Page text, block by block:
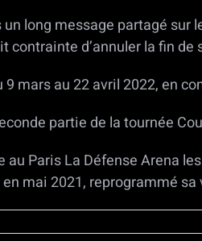
long message partagé sur
contrainte d’annuler la fin
mars au 22 avril 2022, en
partie de la tournée
au Paris La Défense Arena
mai 2021, reprogrammé sa